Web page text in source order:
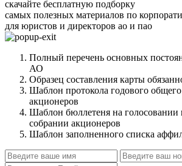
скачайте бесплатную подборку
самых полезных материалов по
для юристов и директоров ао и пао
Полный перечень основных
АО
Образец составления карты
Шаблон протокола годового
акционеров
Шаблон бюллетеня на
собрании акционеров
Шаблон заполненного списка